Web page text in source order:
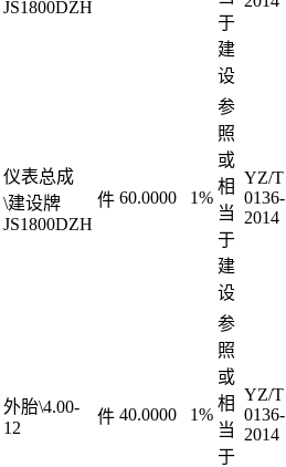
JS1800DZH
于
建
设
仪表总成
\建设牌
JS1800DZH
件 60.0000 1%
参
照
或
相
当
于
建
设
YZ/T
0136-
2014
外胎\4.00-
12
件 40.0000 1%
参
照
或
相
当
于
YZ/T
0136-
2014